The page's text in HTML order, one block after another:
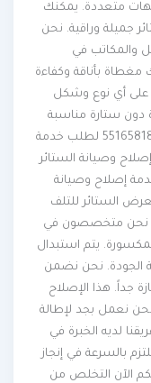
متعددة. يمكنك
جميلة وراقية. نحن
في
بأناقة وكفاءة
أي نوع وشكل
ستارة مناسبة
تزيد من جمالها الداخلي المريح. اتصل الآن 55165818 لطلب خدمة
وصيانة الستائر
إصلاح وصيانة
الستائر للتلف
نحن متخصصون في
يتم استبدال
نحن نضمن
هذا الإصلاح
نعمل بجد لإطالة
لديه الخبرة في
بالسرعة في إنجاز
الآن التخلص من